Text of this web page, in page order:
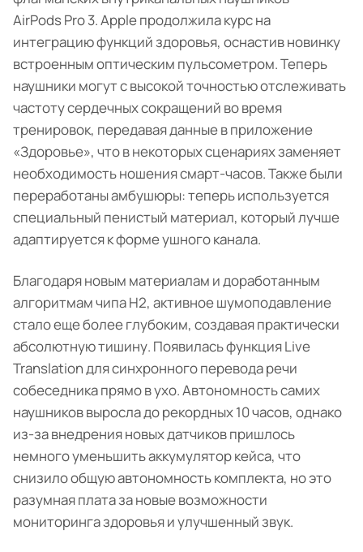
AirPods Pro 3. Apple продолжила курс на
интеграцию функций здоровья, оснастив новинку
встроенным оптическим пульсометром. Теперь
наушники могут с высокой точностью отслеживать
частоту сердечных сокращений во время
тренировок, передавая данные в приложение
«Здоровье», что в некоторых сценариях заменяет
необходимость ношения смарт-часов. Также были
переработаны амбушюры: теперь используется
специальный пенистый материал, который лучше
адаптируется к форме ушного канала.
Благодаря новым материалам и доработанным
алгоритмам чипа H2, активное шумоподавление
стало еще более глубоким, создавая практически
абсолютную тишину. Появилась функция Live
Translation для синхронного перевода речи
собеседника прямо в ухо. Автономность самих
наушников выросла до рекордных 10 часов, однако
из-за внедрения новых датчиков пришлось
немного уменьшить аккумулятор кейса, что
снизило общую автономность комплекта, но это
разумная плата за новые возможности
мониторинга здоровья и улучшенный звук.